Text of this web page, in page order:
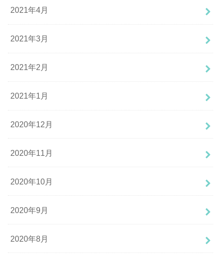
2021年4月
2021年3月
2021年2月
2021年1月
2020年12月
2020年11月
2020年10月
2020年9月
2020年8月